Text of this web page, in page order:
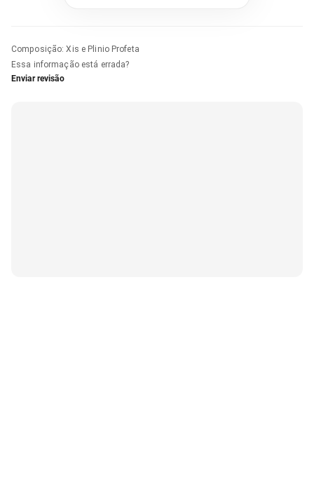
Composição:Xis e Plinio Profeta
Essa informação está errada?
Enviar revisão